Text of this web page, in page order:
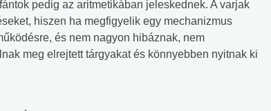
pedig az aritmetikában jeleskednek. A varjak
hiszen ha megfigyelik egy mechanizmus
és nem nagyon hibáznak, nem
meg elrejtett tárgyakat és könnyebben nyitnak ki